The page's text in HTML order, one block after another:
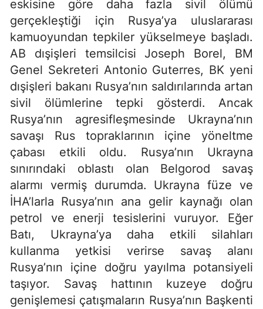
eskisine göre daha fazla sivil ölümü
gerçekleştiği için Rusya’ya uluslararası
kamuoyundan tepkiler yükselmeye başladı.
AB dışişleri temsilcisi Joseph Borel, BM
Genel Sekreteri Antonio Guterres, BK yeni
dışişleri bakanı Rusya’nın saldırılarında artan
sivil ölümlerine tepki gösterdi. Ancak
Rusya’nın agresifleşmesinde Ukrayna’nın
savaşı Rus topraklarının içine yöneltme
çabası etkili oldu. Rusya’nın Ukrayna
sınırındaki oblastı olan Belgorod savaş
alarmı vermiş durumda. Ukrayna füze ve
İHA’larla Rusya’nın ana gelir kaynağı olan
petrol ve enerji tesislerini vuruyor. Eğer
Batı, Ukrayna’ya daha etkili silahları
kullanma yetkisi verirse savaş alanı
Rusya’nın içine doğru yayılma potansiyeli
taşıyor. Savaş hattının kuzeye doğru
genişlemesi çatışmaların Rusya’nın Başkenti